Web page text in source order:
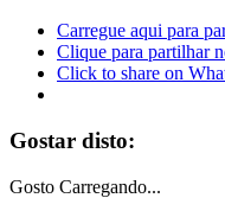
Carregue aqui para
Clique para partilhar
Click to share on
Gostar disto:
Gosto Carregando...